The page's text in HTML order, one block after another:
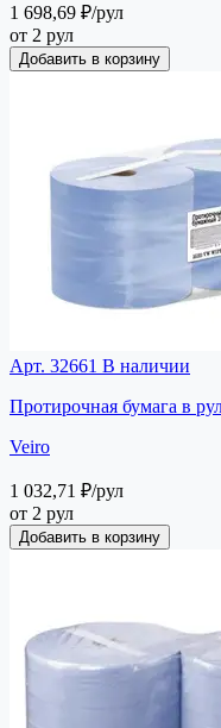
1 698,69 ₽/рул
от 2 рул
Добавить в корзину
Арт. 32661 В наличии
Протирочная бумага в
Veiro
1 032,71 ₽/рул
от 2 рул
Добавить в корзину